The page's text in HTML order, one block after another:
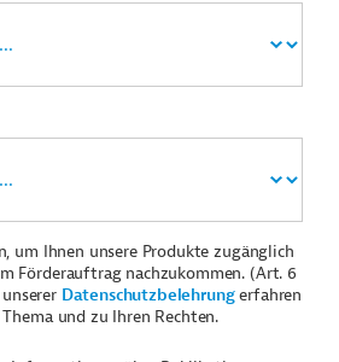
um Ihnen unsere Produkte zugänglich
Förderauftrag nachzukommen. (Art. 6
Datenschutzbelehrungerfahren
und zu Ihren Rechten.